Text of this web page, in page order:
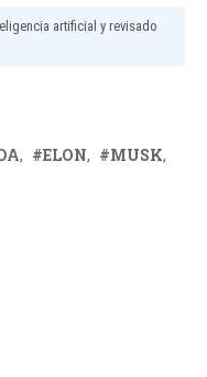
artificial y revisado
ELON
MUSK